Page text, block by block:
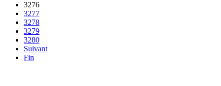
3276
3277
3278
3279
3280
Suivant
Fin